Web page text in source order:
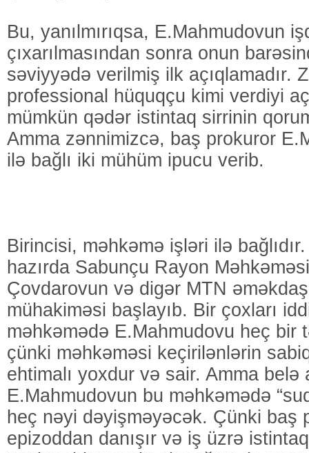
Bu, yanılmırıqsa, E.Mahmudovun
çıxarılmasından sonra onun
səviyyədə verilmiş ilk açıqlamadır.
professional hüquqçu kimi verdiyi
mümkün qədər istintaq sirrinin
Amma zənnimizcə, baş prokuror
ilə bağlı iki mühüm ipucu verib.
Birincisi, məhkəmə işləri ilə
hazırda Sabunçu Rayon
Çovdarovun və digər MTN
mühakiməsi başlayıb. Bir çoxları
məhkəmədə E.Mahmudovu heç bir
çünki məhkəməsi keçirilənlərin
ehtimalı yoxdur və sair. Amma belə
E.Mahmudovun bu məhkəmədə
heç nəyi dəyişməyəcək. Çünki baş
epizoddan danışır və iş üzrə